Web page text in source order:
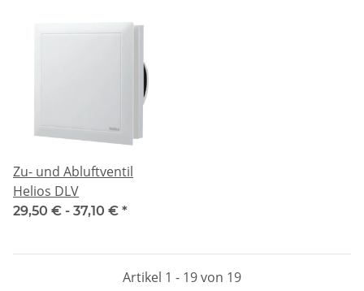
Zu- und Abluftventil
Helios DLV
29,50 € - 37,10 € *
Artikel 1 - 19 von 19